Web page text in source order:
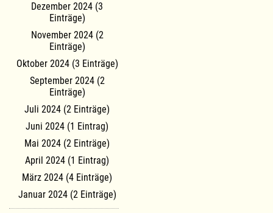
Dezember 2024 (3
Einträge)
November 2024 (2
Einträge)
Oktober 2024 (3 Einträge)
September 2024 (2
Einträge)
Juli 2024 (2 Einträge)
Juni 2024 (1 Eintrag)
Mai 2024 (2 Einträge)
April 2024 (1 Eintrag)
März 2024 (4 Einträge)
Januar 2024 (2 Einträge)